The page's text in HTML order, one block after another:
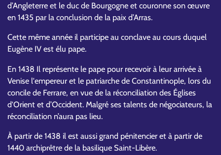
d’Angleterre et le duc de Bourgogne et couronne son œuvre
en 1435 par la conclusion de la paix d’Arras.
Cette même année il participe au conclave au cours duquel
Eugène IV est élu pape.
En 1438 Il représente le pape pour recevoir à leur arrivée à
Venise l'empereur et le patriarche de Constantinople, lors du
concile de Ferrare, en vue de la réconciliation des Églises
d'Orient et d’Occident. Malgré ses talents de négociateurs, la
réconciliation n’aura pas lieu.
À partir de 1438 il est aussi grand pénitencier et à partir de
1440 archiprêtre de la basilique Saint-Libère.